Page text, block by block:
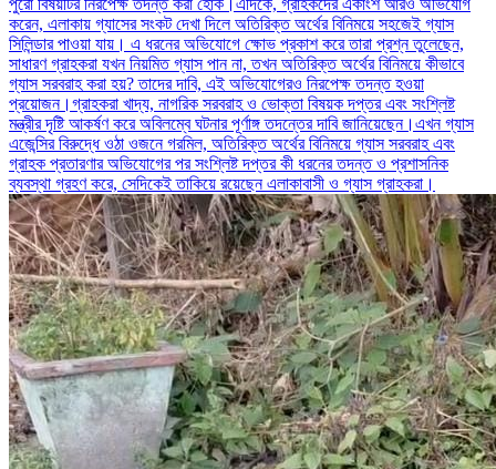
করেন, এলাকায় গ্যাসের সংকট দেখা দিলে অতিরিক্ত অর্থের বিনিময়ে সহজেই গ্যাস
সিলিন্ডার পাওয়া যায়। এ ধরনের অভিযোগে ক্ষোভ প্রকাশ করে তারা প্রশ্ন তুলেছেন,
সাধারণ গ্রাহকরা যখন নিয়মিত গ্যাস পান না, তখন অতিরিক্ত অর্থের বিনিময়ে কীভাবে
গ্যাস সরবরাহ করা হয়? তাদের দাবি, এই অভিযোগেরও নিরপেক্ষ তদন্ত হওয়া
প্রয়োজন।গ্রাহকরা খাদ্য, নাগরিক সরবরাহ ও ভোক্তা বিষয়ক দপ্তর এবং সংশ্লিষ্ট
মন্ত্রীর দৃষ্টি আকর্ষণ করে অবিলম্বে ঘটনার পূর্ণাঙ্গ তদন্তের দাবি জানিয়েছেন।এখন গ্যাস
এজেন্সির বিরুদ্ধে ওঠা ওজনে গরমিল, অতিরিক্ত অর্থের বিনিময়ে গ্যাস সরবরাহ এবং
গ্রাহক প্রতারণার অভিযোগের পর সংশ্লিষ্ট দপ্তর কী ধরনের তদন্ত ও প্রশাসনিক
ব্যবস্থা গ্রহণ করে, সেদিকেই তাকিয়ে রয়েছেন এলাকাবাসী ও গ্যাস গ্রাহকরা।